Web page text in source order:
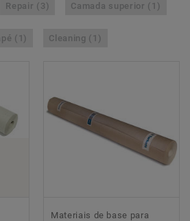
Repair (3) Camada superior (1)
(1) Cleaning (1)
Materiais de base para